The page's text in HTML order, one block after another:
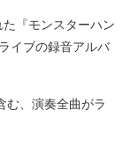
『モンスターハン
イブの録音アルバ
む、演奏全曲がラ